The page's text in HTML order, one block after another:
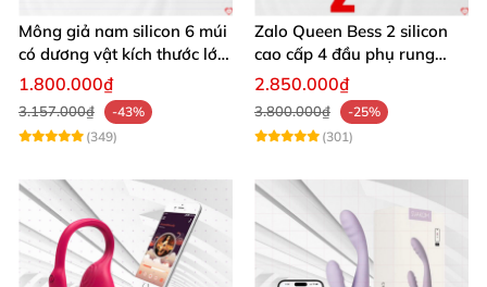
Mông giả nam silicon 6 múi
có dương vật kích thước lớn
cực thật
1.800.000₫
3.157.000₫
-43%
(349)
Zalo Queen Bess 2 silicon
cao cấp 4 đầu phụ rung
nhiệt đa điểm
2.850.000₫
3.800.000₫
-25%
(301)